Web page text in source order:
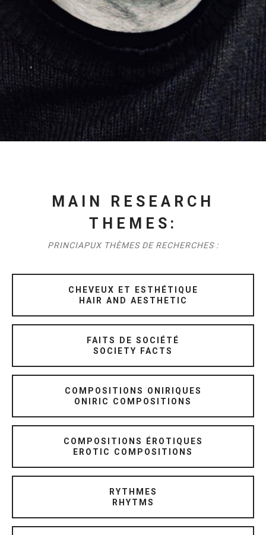
MAIN RESEARCH
THEMES:
PRINCIAPUX THÈMES DE RECHERCHES :
CHEVEUX ET ESTHÉTIQUE
HAIR AND AESTHETIC
FAITS DE SOCIÉTÉ
SOCIETY FACTS
COMPOSITIONS ONIRIQUES
ONIRIC COMPOSITIONS
COMPOSITIONS ÉROTIQUES
EROTIC COMPOSITIONS
RYTHMES
RHYTMS